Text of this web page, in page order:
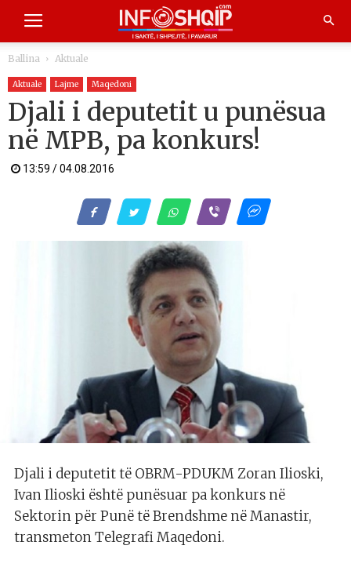
Ballina Aktuale
Aktuale Lajme Maqedoni
Djali i deputetit u punësua
në MPB, pa konkurs!
13:59 / 04.08.2016
Djali i deputetit të OBRM-PDUKM Zoran Ilioski,
Ivan Ilioski është punësuar pa konkurs në
Sektorin për Punë të Brendshme në Manastir,
transmeton Telegrafi Maqedoni.